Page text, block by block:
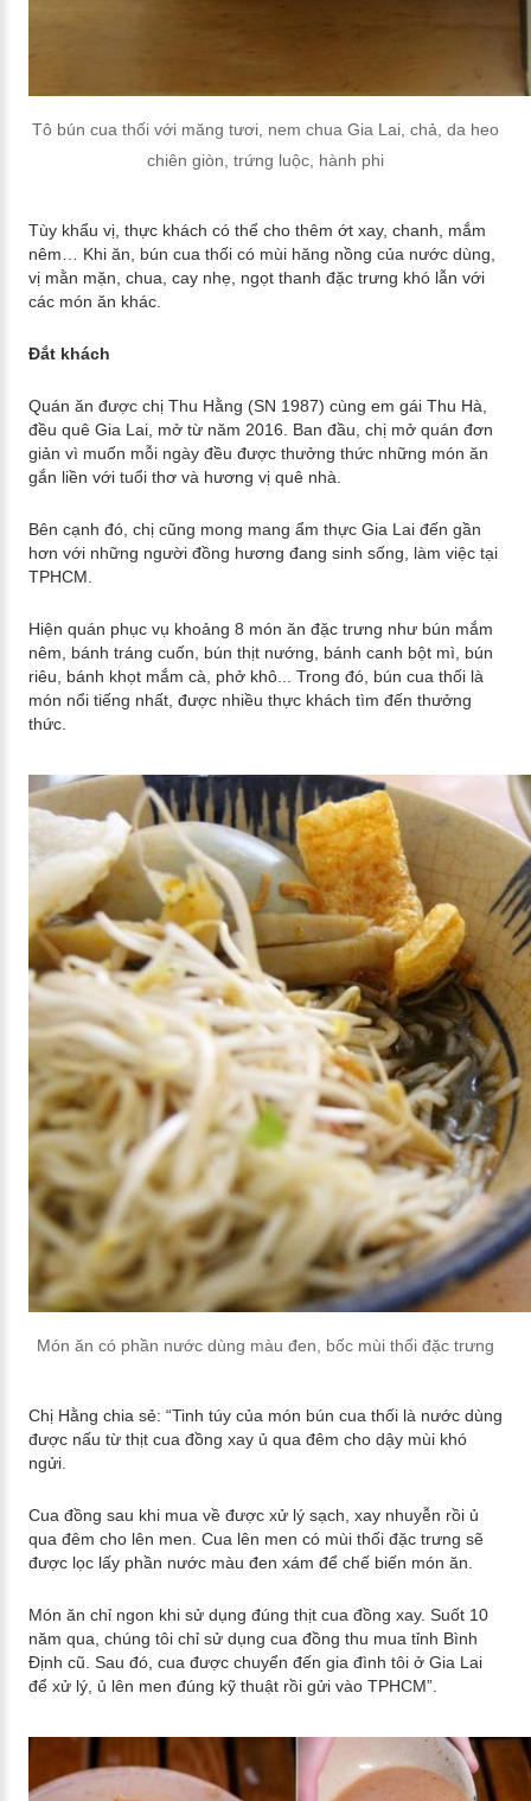
Tô bún cua thối với măng tươi, nem chua Gia Lai, chả, da heo
chiên giòn, trứng luộc, hành phi
Tùy khẩu vị, thực khách có thể cho thêm ớt xay, chanh, mắm
nêm… Khi ăn, bún cua thối có mùi hăng nồng của nước dùng,
vị mằn mặn, chua, cay nhẹ, ngọt thanh đặc trưng khó lẫn với
các món ăn khác.
Đắt khách
Quán ăn được chị Thu Hằng (SN 1987) cùng em gái Thu Hà,
đều quê Gia Lai, mở từ năm 2016. Ban đầu, chị mở quán đơn
giản vì muốn mỗi ngày đều được thưởng thức những món ăn
gắn liền với tuổi thơ và hương vị quê nhà.
Bên cạnh đó, chị cũng mong mang ẩm thực Gia Lai đến gần
hơn với những người đồng hương đang sinh sống, làm việc tại
TPHCM.
Hiện quán phục vụ khoảng 8 món ăn đặc trưng như bún mắm
nêm, bánh tráng cuốn, bún thịt nướng, bánh canh bột mì, bún
riêu, bánh khọt mắm cà, phở khô... Trong đó, bún cua thối là
món nổi tiếng nhất, được nhiều thực khách tìm đến thưởng
thức.
Món ăn có phần nước dùng màu đen, bốc mùi thối đặc trưng
Chị Hằng chia sẻ: “Tinh túy của món bún cua thối là nước dùng
được nấu từ thịt cua đồng xay ủ qua đêm cho dậy mùi khó
ngửi.
Cua đồng sau khi mua về được xử lý sạch, xay nhuyễn rồi ủ
qua đêm cho lên men. Cua lên men có mùi thối đặc trưng sẽ
được lọc lấy phần nước màu đen xám để chế biến món ăn.
Món ăn chỉ ngon khi sử dụng đúng thịt cua đồng xay. Suốt 10
năm qua, chúng tôi chỉ sử dụng cua đồng thu mua tỉnh Bình
Định cũ. Sau đó, cua được chuyển đến gia đình tôi ở Gia Lai
để xử lý, ủ lên men đúng kỹ thuật rồi gửi vào TPHCM”.